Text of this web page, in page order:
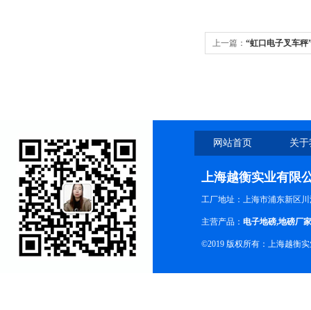
上一篇： “虹口电子叉车秤
网站首页 关
上海越衡实业有限
工厂地址：上海市浦东新区川
主营产品： 电子地磅,地磅厂家
©2019 版权所有：上海越衡